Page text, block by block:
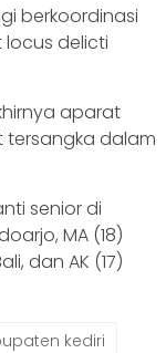
berkoordinasi
locus delicti
aparat
tersangka dalam
senior di
MA (18)
dan AK (17)
kediri